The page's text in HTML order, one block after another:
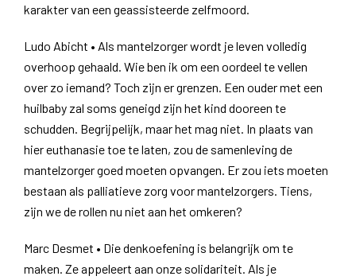
karakter van een geassisteerde zelfmoord.
Ludo Abicht • Als mantelzorger wordt je leven volledig
overhoop gehaald. Wie ben ik om een oordeel te vellen
over zo iemand? Toch zijn er grenzen. Een ouder met een
huilbaby zal soms geneigd zijn het kind dooreen te
schudden. Begrijpelijk, maar het mag niet. In plaats van
hier euthanasie toe te laten, zou de samenleving de
mantelzorger goed moeten opvangen. Er zou iets moeten
bestaan als palliatieve zorg voor mantelzorgers. Tiens,
zijn we de rollen nu niet aan het omkeren?
Marc Desmet • Die denkoefening is belangrijk om te
maken. Ze appeleert aan onze solidariteit. Als je